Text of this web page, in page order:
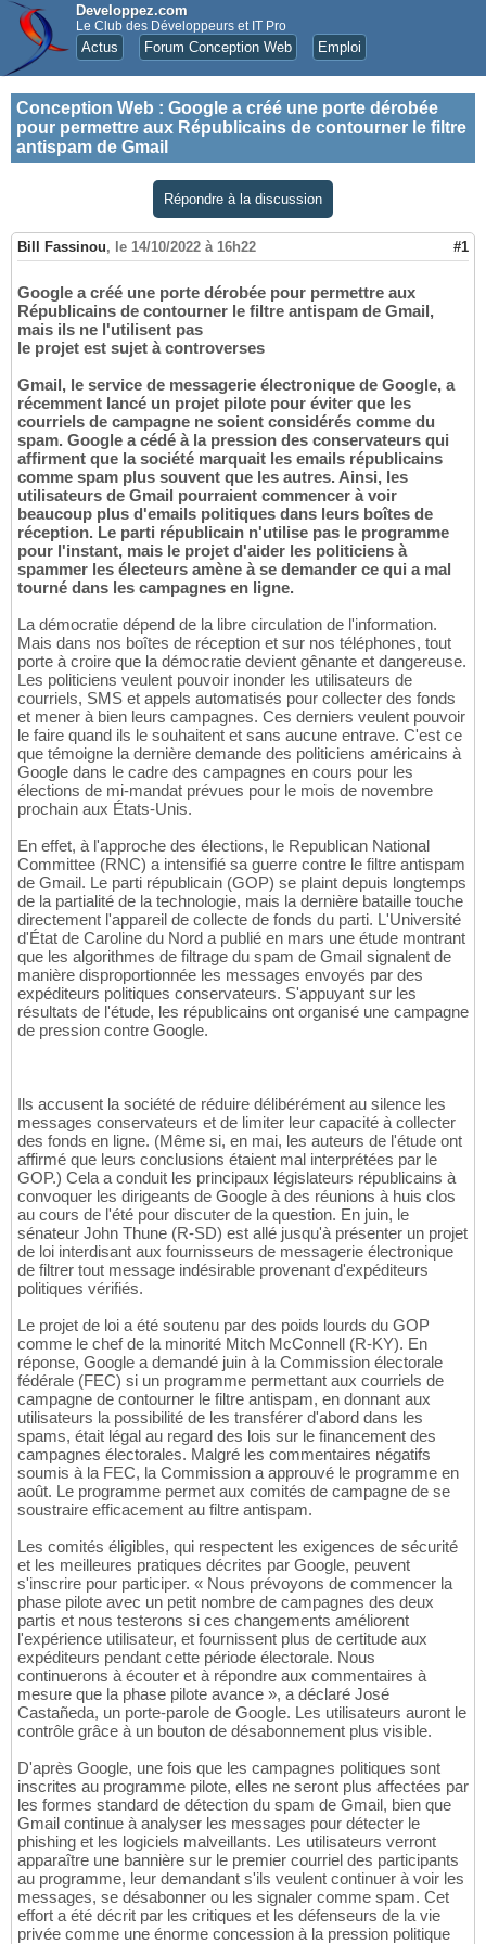
Developpez.com
Le Club des Développeurs et IT Pro
Actus Forum Conception Web Emploi
Conception Web : Google a créé une porte dérobée
pour permettre aux Républicains de contourner le filtre
antispam de Gmail
Répondre à la discussion
Bill Fassinou, le 14/10/2022 à 16h22 #1
Google a créé une porte dérobée pour permettre aux
Républicains de contourner le filtre antispam de Gmail,
mais ils ne l'utilisent pas
le projet est sujet à controverses
Gmail, le service de messagerie électronique de Google, a
récemment lancé un projet pilote pour éviter que les
courriels de campagne ne soient considérés comme du
spam. Google a cédé à la pression des conservateurs qui
affirment que la société marquait les emails républicains
comme spam plus souvent que les autres. Ainsi, les
utilisateurs de Gmail pourraient commencer à voir
beaucoup plus d'emails politiques dans leurs boîtes de
réception. Le parti républicain n'utilise pas le programme
pour l'instant, mais le projet d'aider les politiciens à
spammer les électeurs amène à se demander ce qui a mal
tourné dans les campagnes en ligne.
La démocratie dépend de la libre circulation de l'information.
Mais dans nos boîtes de réception et sur nos téléphones, tout
porte à croire que la démocratie devient gênante et dangereuse.
Les politiciens veulent pouvoir inonder les utilisateurs de
courriels, SMS et appels automatisés pour collecter des fonds
et mener à bien leurs campagnes. Ces derniers veulent pouvoir
le faire quand ils le souhaitent et sans aucune entrave. C'est ce
que témoigne la dernière demande des politiciens américains à
Google dans le cadre des campagnes en cours pour les
élections de mi-mandat prévues pour le mois de novembre
prochain aux États-Unis.
En effet, à l'approche des élections, le Republican National
Committee (RNC) a intensifié sa guerre contre le filtre antispam
de Gmail. Le parti républicain (GOP) se plaint depuis longtemps
de la partialité de la technologie, mais la dernière bataille touche
directement l'appareil de collecte de fonds du parti. L'Université
d'État de Caroline du Nord a publié en mars une étude montrant
que les algorithmes de filtrage du spam de Gmail signalent de
manière disproportionnée les messages envoyés par des
expéditeurs politiques conservateurs. S'appuyant sur les
résultats de l'étude, les républicains ont organisé une campagne
de pression contre Google.
Ils accusent la société de réduire délibérément au silence les
messages conservateurs et de limiter leur capacité à collecter
des fonds en ligne. (Même si, en mai, les auteurs de l'étude ont
affirmé que leurs conclusions étaient mal interprétées par le
GOP.) Cela a conduit les principaux législateurs républicains à
convoquer les dirigeants de Google à des réunions à huis clos
au cours de l'été pour discuter de la question. En juin, le
sénateur John Thune (R-SD) est allé jusqu'à présenter un projet
de loi interdisant aux fournisseurs de messagerie électronique
de filtrer tout message indésirable provenant d'expéditeurs
politiques vérifiés.
Le projet de loi a été soutenu par des poids lourds du GOP
comme le chef de la minorité Mitch McConnell (R-KY). En
réponse, Google a demandé juin à la Commission électorale
fédérale (FEC) si un programme permettant aux courriels de
campagne de contourner le filtre antispam, en donnant aux
utilisateurs la possibilité de les transférer d'abord dans les
spams, était légal au regard des lois sur le financement des
campagnes électorales. Malgré les commentaires négatifs
soumis à la FEC, la Commission a approuvé le programme en
août. Le programme permet aux comités de campagne de se
soustraire efficacement au filtre antispam.
Les comités éligibles, qui respectent les exigences de sécurité
et les meilleures pratiques décrites par Google, peuvent
s'inscrire pour participer. « Nous prévoyons de commencer la
phase pilote avec un petit nombre de campagnes des deux
partis et nous testerons si ces changements améliorent
l'expérience utilisateur, et fournissent plus de certitude aux
expéditeurs pendant cette période électorale. Nous
continuerons à écouter et à répondre aux commentaires à
mesure que la phase pilote avance », a déclaré José
Castañeda, un porte-parole de Google. Les utilisateurs auront le
contrôle grâce à un bouton de désabonnement plus visible.
D'après Google, une fois que les campagnes politiques sont
inscrites au programme pilote, elles ne seront plus affectées par
les formes standard de détection du spam de Gmail, bien que
Gmail continue à analyser les messages pour détecter le
phishing et les logiciels malveillants. Les utilisateurs verront
apparaître une bannière sur le premier courriel des participants
au programme, leur demandant s'ils veulent continuer à voir les
messages, se désabonner ou les signaler comme spam. Cet
effort a été décrit par les critiques et les défenseurs de la vie
privée comme une énorme concession à la pression politique